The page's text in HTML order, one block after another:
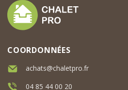
COORDONNÉES
achats@chaletpro.fr
04 85 44 00 20